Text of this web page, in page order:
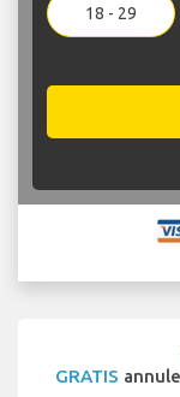
18 - 29
GRATIS